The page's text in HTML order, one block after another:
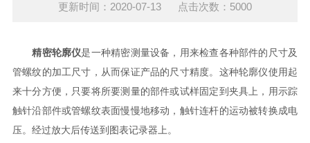
更新时间：2020-07-13 点击次数：5000
精密轮廓仪是一种精密测量设备，用来检查各种部件的尺寸及
管螺纹的加工尺寸，从而保证产品的尺寸精度。这种轮廓仪使用起
来十分方便，只要将所要测量的部件或试样固定到夹具上，用示踪
触针沿部件或管螺纹表面慢慢地移动，触针连杆的运动被转换成电
压。经过放大后传送到图表记录器上。